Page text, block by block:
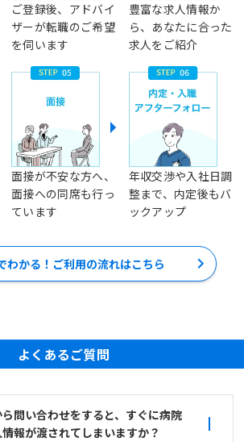
ご登録後、アドバイ
ザーが転職のご希望
を伺います
豊富な求人情報か
ら、あなたに合った
求人をご紹介
面接が不安な方へ、
面接への同席も行っ
ています
年収交渉や入社日調
整まで、内定後もバ
ックアップ
わかる！ご利用の流れはこちら
よくあるご質問
問い合わせをすると、すぐに病院
報が渡されてしまいますか？